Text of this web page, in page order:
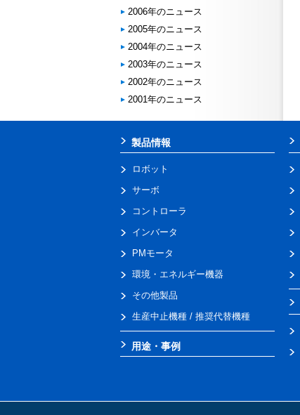
2006年のニュース
2005年のニュース
2004年のニュース
2003年のニュース
2002年のニュース
2001年のニュース
製品情報
ロボット
サーボ
コントローラ
インバータ
PMモータ
環境・エネルギー機器
その他製品
生産中止機種 / 推奨代替機種
用途・事例